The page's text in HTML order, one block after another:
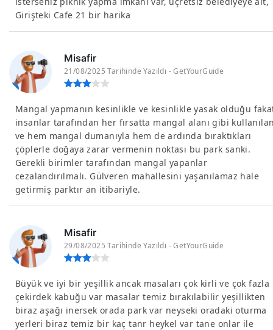
Girişteki Cafe 21 bir harika
Misafir
21/08/2025 Tarihinde Yazıldı - GetYourGuide
Mangal yapmanın kesinlikle ve kesinlikle yasak olduğu
insanlar tarafından her fırsatta mangal alanı gibi
ve hem mangal dumanıyla hem de ardında bıraktıkları
çöplerle doğaya zarar vermenin noktası bu park sanki.
Gerekli birimler tarafından mangal yapanlar
cezalandırılmalı. Gülveren mahallesini yaşanılamaz hale
getirmiş parktır an itibariyle.
Misafir
29/08/2025 Tarihinde Yazıldı - GetYourGuide
Büyük ve iyi bir yeşillik ancak masaları çok kirli ve çok fazla
çekirdek kabuğu var masalar temiz bırakılabilir yeşillikten
biraz aşağı inersek orada park var neyseki oradaki oturma
yerleri biraz temiz bir kaç tanr heykel var tane onlar ile